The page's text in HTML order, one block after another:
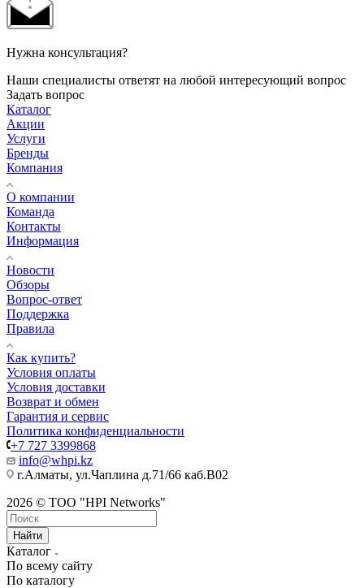
Нужна консультация?
Наши специалисты ответят на любой интересующий вопрос
Задать вопрос
Каталог
Акции
Услуги
Бренды
Компания
О компании
Команда
Контакты
Информация
Новости
Обзоры
Вопрос-ответ
Поддержка
Правила
Как купить?
Условия оплаты
Условия доставки
Возврат и обмен
Гарантия и сервис
Политика конфиденциальности
+7 727 3399868
info@whpi.kz
г.Алматы, ул.Чаплина д.71/66 каб.B02
2026 © ТОО "HPI Networks"
Найти
Каталог
По всему сайту
По каталогу